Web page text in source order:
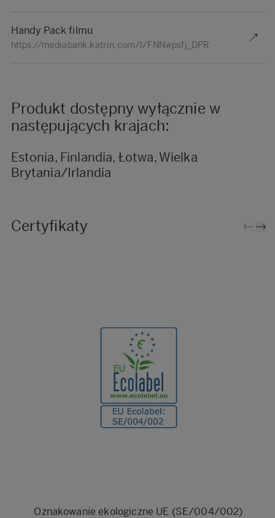
Handy Pack filmu
https://mediabank.katrin.com/l/FNNwpsfj_DPR
Produkt dostępny wyłącznie w
następujących krajach:
Estonia, Finlandia, Łotwa, Wielka
Brytania/Irlandia
Certyfikaty
Oznakowanie ekologiczne UE (SE/004/002)